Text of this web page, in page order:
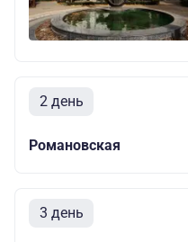
2 день
Романовская
3 день